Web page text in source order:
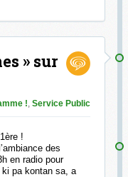
» sur
!, Service Public
des
en radio pour
pa kontan sa, a